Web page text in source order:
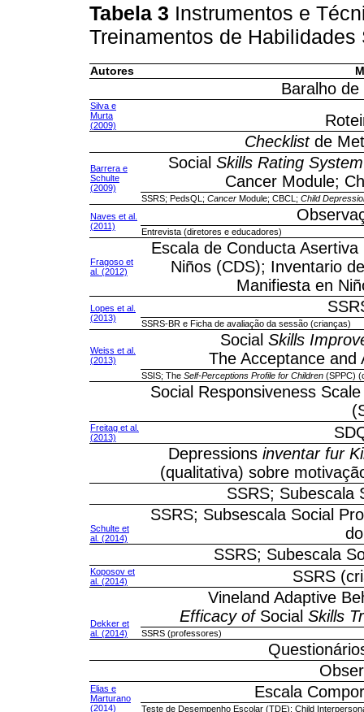
Tabela 3 Instrumentos e
Treinamentos de
Autores
Baralho
Silva e
Murta
(2009)
Checklistde
Barrera e
Schulte
(2009)
Social Skills Rating System
Cancer Module;
SSRS; PedsQL; Cancer Module; CBCL; Child
Naves et al.
(2011)
Entrevista (diretores e educadores)
Fragoso et
al. (2012)
Escala de Conducta
Niños (CDS); Inventario
Manifiesta en
Lopes et al.
(2013)
SSRS-BR e Ficha de avaliação da sessão (crianças)
Weiss et al.
(2013)
SocialSkills
The Acceptance
SSIS; The Self-Perceptions Profile for Children (SPPC)
Social Responsiveness
Freitag et al.
(2013)
Depressionsinventar fur
(qualitativa) sobre
SSRS; Subescala
Schulte et
al. (2014)
SSRS; Subsescala Social
SSRS; Subescala
Koposov et
al. (2014)
SSRS
Dekker et
al. (2014)
Vineland Adaptive
Efficacy ofSocialSkills
SSRS (professores)
Elias e
Marturano
(2014)
Escala
Teste de Desempenho Escolar (TDE); Child